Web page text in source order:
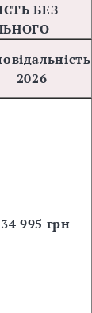
БЕЗ
2026
995 грн